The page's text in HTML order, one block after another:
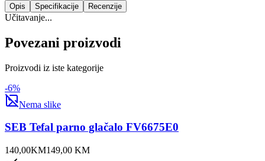
Opis Specifikacije Recenzije
Učitavanje...
Povezani proizvodi
Proizvodi iz iste kategorije
-6%
Nema slike
SEB Tefal parno glačalo FV6675E0
140,00KM149,00 KM